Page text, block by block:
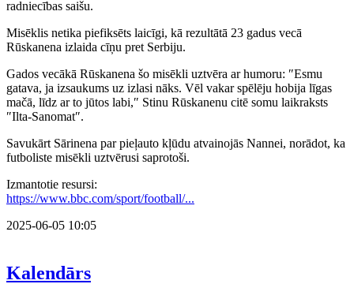
radniecības saišu.
Misēklis netika piefiksēts laicīgi, kā rezultātā 23 gadus vecā
Rūskanena izlaida cīņu pret Serbiju.
Gados vecākā Rūskanena šo misēkli uztvēra ar humoru: ″Esmu
gatava, ja izsaukums uz izlasi nāks. Vēl vakar spēlēju hobija līgas
mačā, līdz ar to jūtos labi,″ Stinu Rūskanenu citē somu laikraksts
″Ilta-Sanomat″.
Savukārt Sārinena par pieļauto kļūdu atvainojās Nannei, norādot, ka
futboliste misēkli uztvērusi saprotoši.
Izmantotie resursi:
https://www.bbc.com/sport/football/...
2025-06-05 10:05
Kalendārs